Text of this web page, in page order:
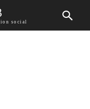
social